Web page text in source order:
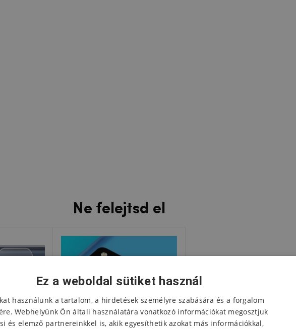
Ne felejtsd el
Ez a weboldal sütiket használ
használunk a tartalom, a hirdetések személyre szabására és a forgalom
Webhelyünk Ön általi használatára vonatkozó információkat megosztjuk
és elemző partnereinkkel is, akik egyesíthetik azokat más információkkal,